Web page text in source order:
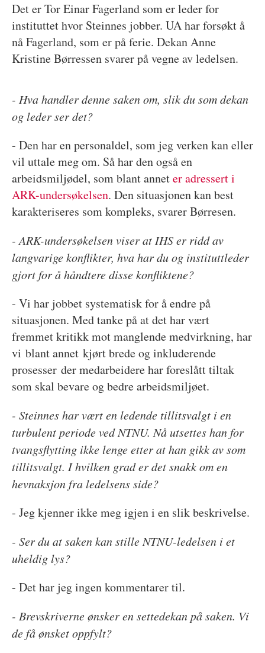
Det er Tor Einar Fagerland som er leder for
instituttet hvor Steinnes jobber. UA har forsøkt å
nå Fagerland, som er på ferie. Dekan Anne
Kristine Børressen svarer på vegne av ledelsen.
- Hva handler denne saken om, slik du som dekan
og leder ser det?
- Den har en personaldel, som jeg verken kan eller
vil uttale meg om. Så har den også en
arbeidsmiljødel, som blant anneter adressert i
ARK-undersøkelsen. Den situasjonen kan best
karakteriseres som kompleks, svarer Børresen.
- ARK-undersøkelsen viser at IHS er ridd av
langvarige konflikter, hva har du og instituttleder
gjort for å håndtere disse konfliktene?
- Vi har jobbet systematisk for å endre på
situasjonen. Med tanke på at det har vært
fremmet kritikk mot manglende medvirkning, har
vi blant annet kjørt brede og inkluderende
prosesser der medarbeidere har foreslått tiltak
som skal bevare og bedre arbeidsmiljøet.
- Steinnes har vært en ledende tillitsvalgt i en
turbulent periode ved NTNU. Nå utsettes han for
tvangsflytting ikke lenge etter at han gikk av som
tillitsvalgt. I hvilken grad er det snakk om en
hevnaksjon fra ledelsens side?
- Jeg kjenner ikke meg igjen i en slik beskrivelse.
- Ser du at saken kan stille NTNU-ledelsen i et
uheldig lys?
- Det har jeg ingen kommentarer til.
- Brevskriverne ønsker en settedekan på saken. Vi
de få ønsket oppfylt?